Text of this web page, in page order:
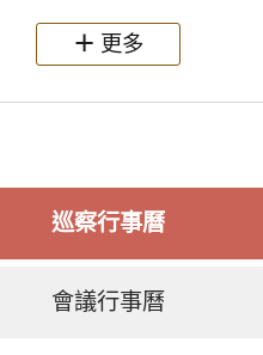
過世後，總統府於89年間函
繼續留住
更多
巡察行事曆
會議行事曆